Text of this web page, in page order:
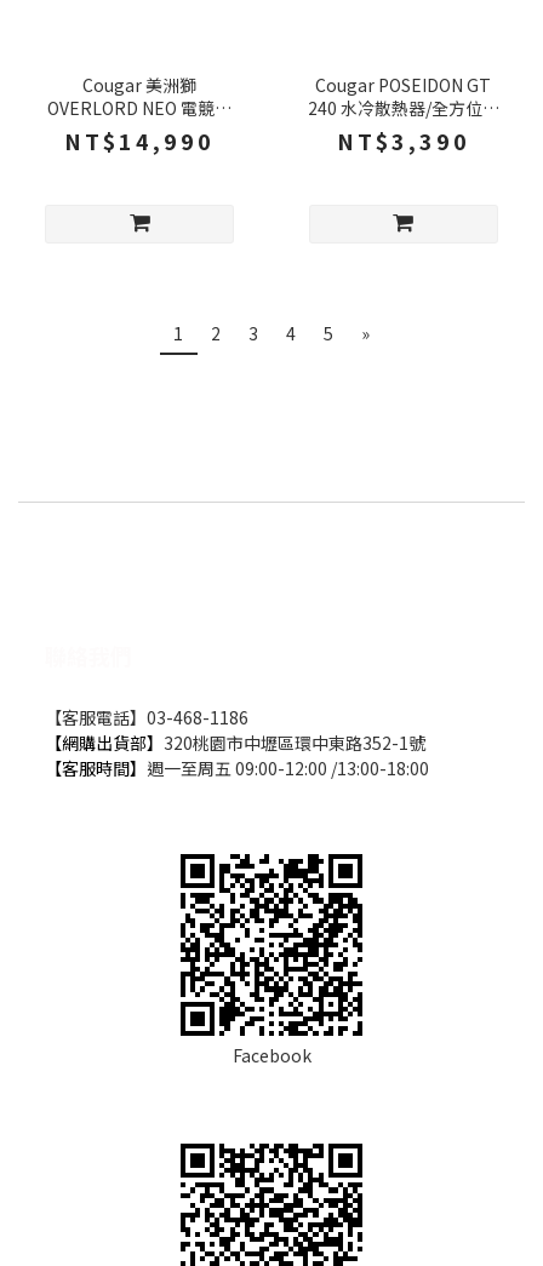
Cougar 美洲獅
OVERLORD NEO 電競沙
發 沙發椅 電競椅 三合一動
態調整 全方位支撐 電腦椅
NT$14,990
Cougar POSEIDON GT
240 水冷散熱器/全方位燈
光效果/高效能散熱風
扇/ARGB水冷頭
NT$3,390
1 2 3 4 5 »
【客服電話】03-468-1186
【網購出貨部】 320桃園市中壢區環中東路352-1號
【客服時間】 週一至周五 09:00-12:00 /13:00-18:00
Facebook